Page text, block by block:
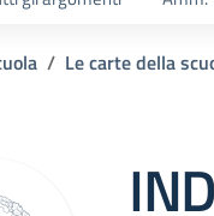
Le carte della